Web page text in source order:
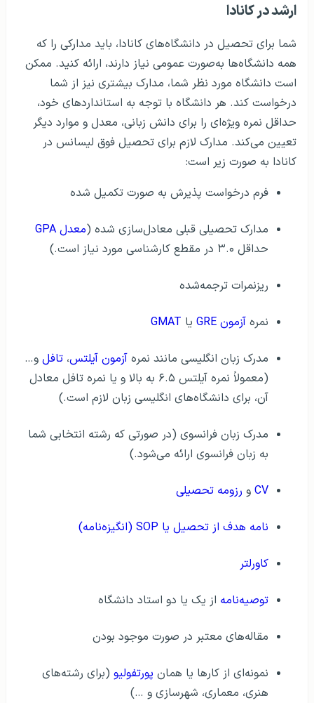
ارشد در کانادا
شما برای تحصیل در دانشگاه‌های کانادا، باید مدارکی را که
همه دانشگاه‌ها به‌صورت عمومی نیاز دارند، ارائه کنید. ممکن
است دانشگاه مورد نظر شما، مدارک بیشتری نیز از شما
درخواست کند. هر دانشگاه‌ با توجه به استانداردهای خود،
حداقل نمره ویژه‌ای را برای دانش زبانی، معدل و موارد دیگر
تعیین می‌کند. مدارک لازم برای تحصیل فوق لیسانس در
کانادا به صورت زیر است:
فرم درخواست پذیرش به صورت تکمیل شده
مدارک تحصیلی قبلی معادل‌سازی شده (معدل GPA
حداقل ۳.۰ در مقطع کارشناسی مورد نیاز است.)
ریزنمرات ترجمه‌شده
نمره آزمون GRE یا GMAT
مدرک زبان انگلیسی مانند نمره آزمون آیلتس، تافل و…
(معمولاً نمره آیلتس ۶.۵ به بالا و یا نمره تافل معادل
آن، برای دانشگاه‌های انگلیسی زبان لازم است.)
مدرک زبان فرانسوی (در صورتی که رشته انتخابی شما
به زبان فرانسوی ارائه می‌شود.)
CV و رزومه تحصیلی
نامه هدف از تحصیل یا SOP (انگیزه‌نامه)
کاورلتر
توصیه‌نامه از یک یا دو استاد دانشگاه
مقاله‌های معتبر در صورت موجود بودن
نمونه‌ای از کارها یا همان پورتفولیو (برای رشته‌های
هنری، معماری، شهرسازی و …)